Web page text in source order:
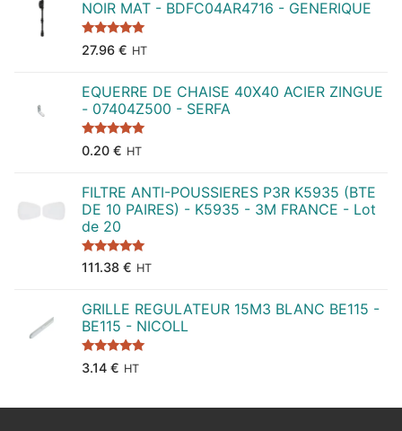
NOIR MAT - BDFC04AR4716 - GENERIQUE
Note5.00
sur 5
27.96 € HT
EQUERRE DE CHAISE 40X40 ACIER ZINGUE
- 07404Z500 - SERFA
Note 5.00
sur 5
0.20 € HT
FILTRE ANTI-POUSSIERES P3R K5935 (BTE
DE 10 PAIRES) - K5935 - 3M FRANCE - Lot
de 20
Note5.00
sur 5
111.38 € HT
GRILLE REGULATEUR 15M3 BLANC BE115 -
BE115 - NICOLL
Note 5.00
sur 5
3.14 € HT